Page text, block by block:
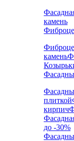
камень
камень
плиткой
кирпич
до -30%